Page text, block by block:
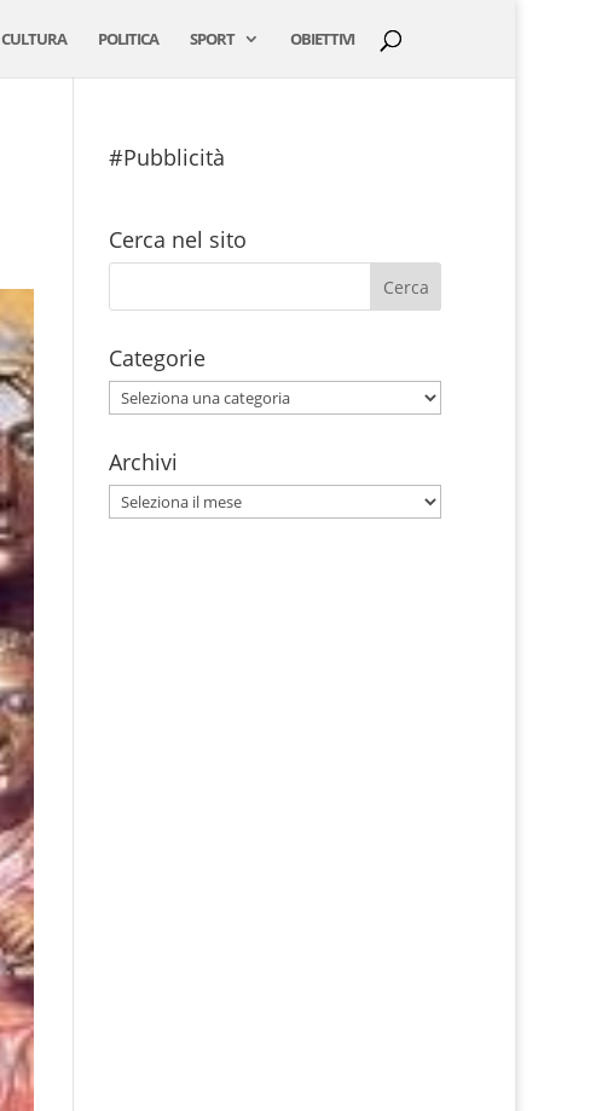
CULTURA POLITICA SPORT OBIETTIVI
#Pubblicità
Cerca nel sito
Categorie
Categorie
Archivi
Archivi